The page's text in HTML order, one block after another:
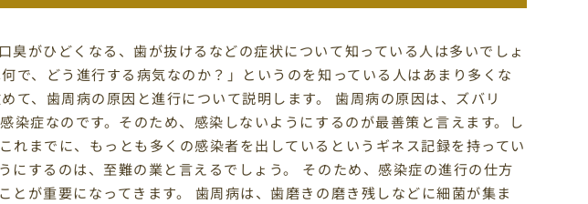
臭がひどくなる、歯が抜けるなどの症状について知っている人は多いでしょ
で、どう進行する病気なのか？」というのを知っている人はあまり多くな
て、歯周病の原因と進行について説明します。 歯周病の原因は、ズバリ
染症なのです。そのため、感染しないようにするのが最善策と言えます。し
れまでに、もっとも多くの感染者を出しているというギネス記録を持ってい
にするのは、至難の業と言えるでしょう。 そのため、感染症の進行の仕方
とが重要になってきます。 歯周病は、歯磨きの磨き残しなどに細菌が集ま